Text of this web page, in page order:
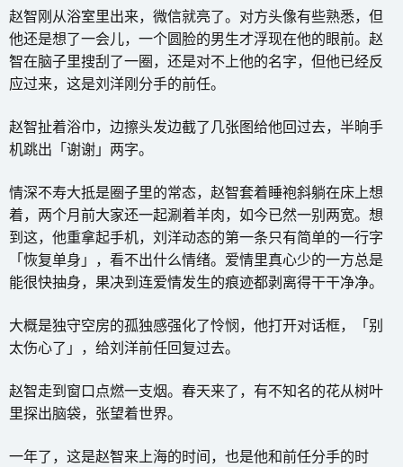
赵智刚从浴室里出来，微信就亮了。对方头像有些熟悉，但
他还是想了一会儿，一个圆脸的男生才浮现在他的眼前。赵
智在脑子里搜刮了一圈，还是对不上他的名字，但他已经反
应过来，这是刘洋刚分手的前任。
赵智扯着浴巾，边擦头发边截了几张图给他回过去，半晌手
机跳出「谢谢」两字。
情深不寿大抵是圈子里的常态，赵智套着睡袍斜躺在床上想
着，两个月前大家还一起涮着羊肉，如今已然一别两宽。想
到这，他重拿起手机，刘洋动态的第一条只有简单的一行字
「恢复单身」，看不出什么情绪。爱情里真心少的一方总是
能很快抽身，果决到连爱情发生的痕迹都剥离得干干净净。
大概是独守空房的孤独感强化了怜悯，他打开对话框，「别
太伤心了」，给刘洋前任回复过去。
赵智走到窗口点燃一支烟。春天来了，有不知名的花从树叶
里探出脑袋，张望着世界。
一年了，这是赵智来上海的时间，也是他和前任分手的时